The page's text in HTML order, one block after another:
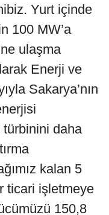
Yurt içinde
100 MW’a
ulaşma
Enerji ve
Sakarya’nın
daha
kalan 5
ticari işletmeye
150,8